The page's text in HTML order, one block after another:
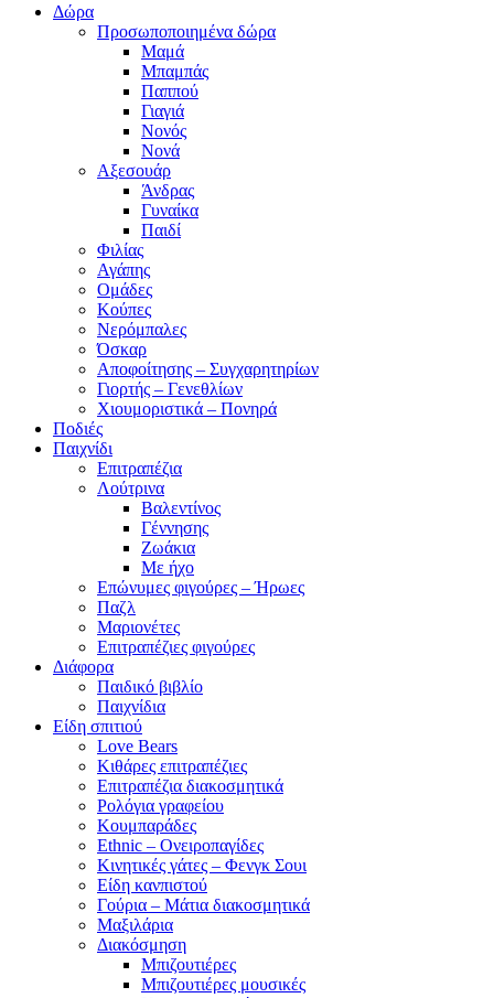
Δώρα
Προσωποποιημένα δώρα
Μαμά
Μπαμπάς
Παππού
Γιαγιά
Νονός
Νονά
Αξεσουάρ
Άνδρας
Γυναίκα
Παιδί
Φιλίας
Αγάπης
Ομάδες
Κούπες
Νερόμπαλες
Όσκαρ
Αποφοίτησης – Συγχαρητηρίων
Γιορτής – Γενεθλίων
Χιουμοριστικά – Πονηρά
Ποδιές
Παιχνίδι
Επιτραπέζια
Λούτρινα
Βαλεντίνος
Γέννησης
Ζωάκια
Με ήχο
Επώνυμες φιγούρες – Ήρωες
Παζλ
Μαριονέτες
Επιτραπέζιες φιγούρες
Διάφορα
Παιδικό βιβλίο
Παιχνίδια
Είδη σπιτιού
Love Bears
Κιθάρες επιτραπέζιες
Επιτραπέζια διακοσμητικά
Ρολόγια γραφείου
Κουμπαράδες
Ethnic – Ονειροπαγίδες
Κινητικές γάτες – Φενγκ Σουι
Είδη κανπιστού
Γούρια – Μάτια διακοσμητικά
Μαξιλάρια
Διακόσμηση
Μπιζουτιέρες
Μπιζουτιέρες μουσικές